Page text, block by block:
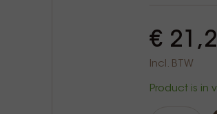
€
Incl. BTW
Product is in